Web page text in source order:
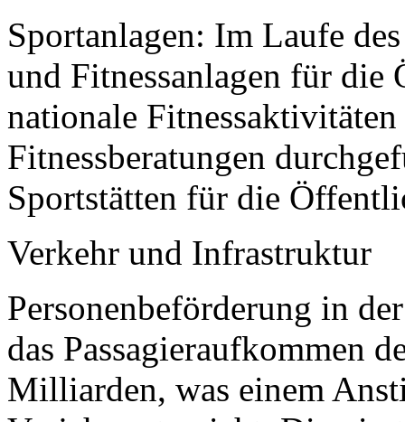
Sportanlagen: Im Laufe
und Fitnessanlagen für
nationale
Fitnessberatungen
Sportstätten für die
Verkehr und Infrastruktur
Personenbeförderung in
das Passagieraufkommen
Milliarden, was einem